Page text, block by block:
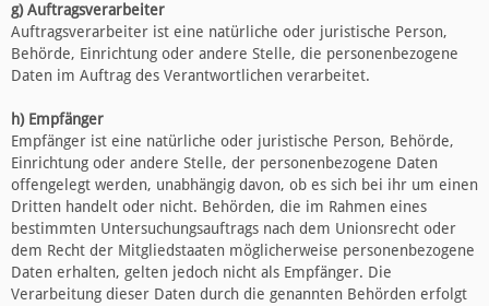
g) Auftragsverarbeiter
Auftragsverarbeiter ist eine natürliche oder juristische Person,
Behörde, Einrichtung oder andere Stelle, die personenbezogene
Daten im Auftrag des Verantwortlichen verarbeitet.
h) Empfänger
Empfänger ist eine natürliche oder juristische Person, Behörde,
Einrichtung oder andere Stelle, der personenbezogene Daten
offengelegt werden, unabhängig davon, ob es sich bei ihr um einen
Dritten handelt oder nicht. Behörden, die im Rahmen eines
bestimmten Untersuchungsauftrags nach dem Unionsrecht oder
dem Recht der Mitgliedstaaten möglicherweise personenbezogene
Daten erhalten, gelten jedoch nicht als Empfänger. Die
Verarbeitung dieser Daten durch die genannten Behörden erfolgt